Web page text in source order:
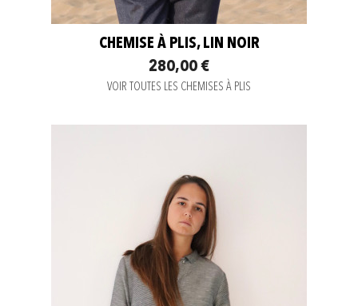
CHEMISE À PLIS, LIN NOIR
280,00 €
VOIR TOUTES LES CHEMISES À PLIS